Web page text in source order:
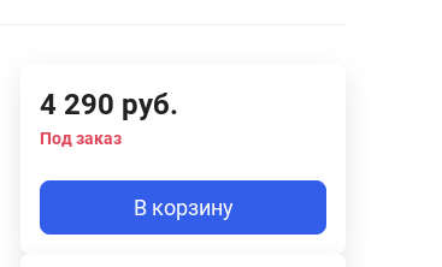
4 290 руб.
Под заказ
В корзину